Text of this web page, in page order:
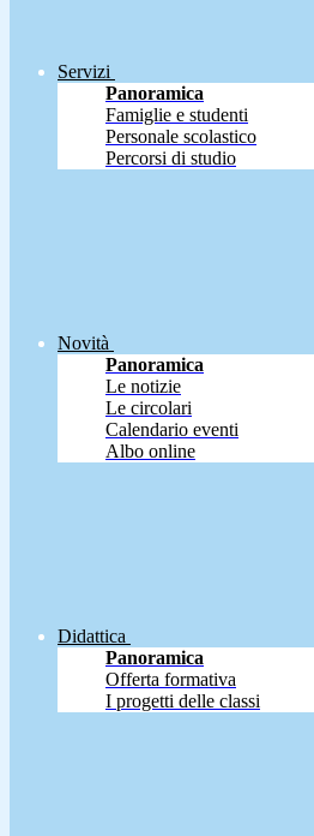
Servizi
Panoramica
Famiglie e studenti
Personale scolastico
Percorsi di studio
Novità
Panoramica
Le notizie
Le circolari
Calendario eventi
Albo online
Didattica
Panoramica
Offerta formativa
I progetti delle classi